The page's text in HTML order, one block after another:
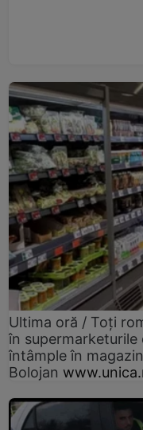
Ultima oră / Toți
în supermarketurile
întâmple în
Bolojan